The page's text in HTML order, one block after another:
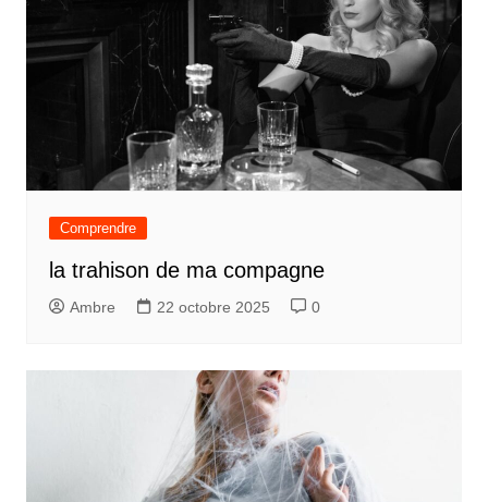
Comprendre
la trahison de ma compagne
Ambre 22 octobre 2025 0